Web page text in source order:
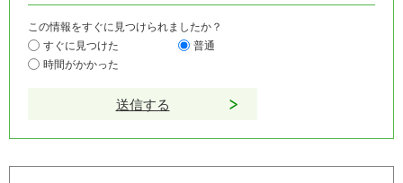
この情報をすぐに見つけられましたか？
すぐに見つけた
普通
時間がかかった